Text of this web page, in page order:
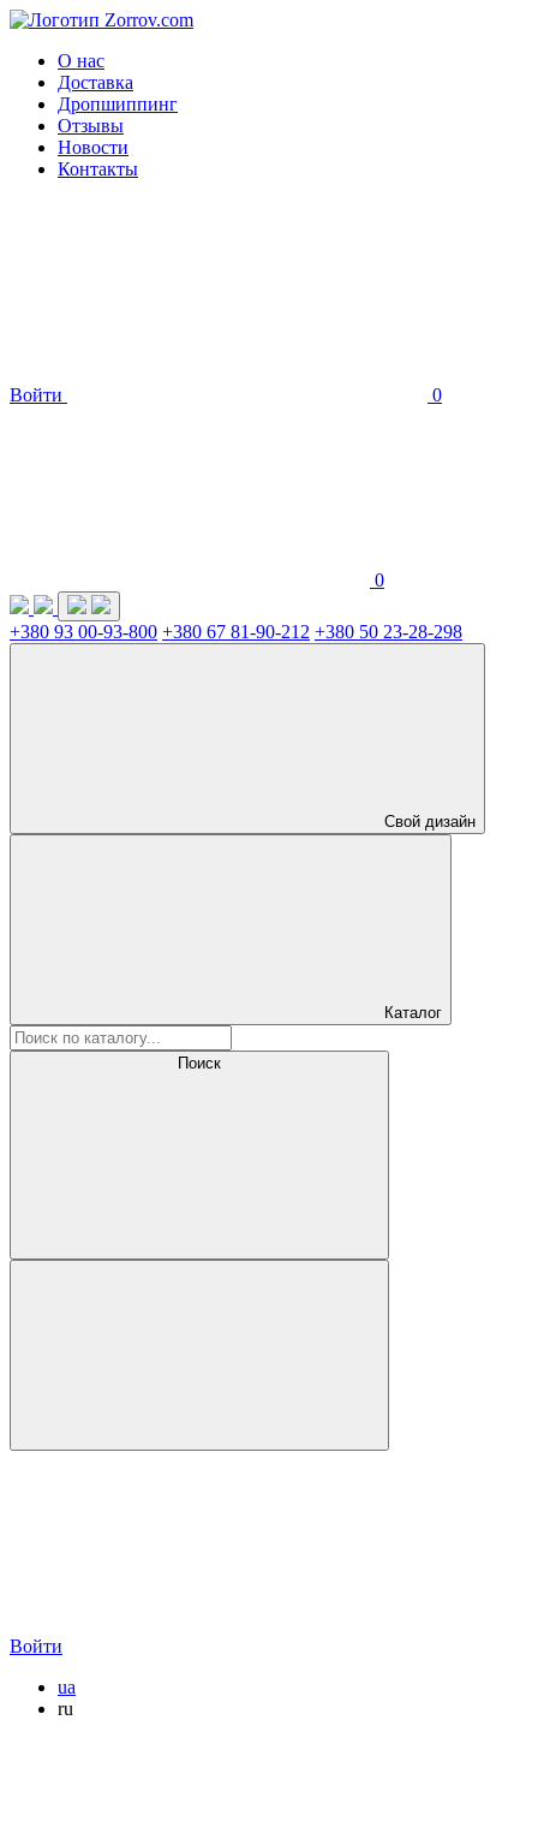
О нас
Доставка
Дропшиппинг
Отзывы
Новости
Контакты
Войти 0
0
+380 93 00-93-800 +380 67 81-90-212 +380 50 23-28-298
Свой дизайн
Каталог
Поиск
Войти
ua
ru